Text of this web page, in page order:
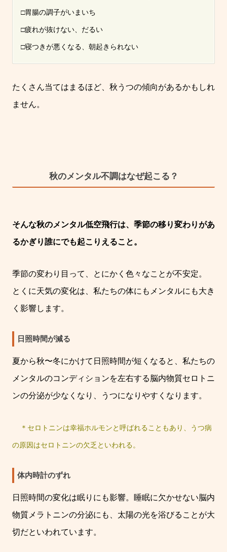
□胃腸の調子がいまいち
□疲れが抜けない、だるい
□寝つきが悪くなる、朝起きられない
たくさん当てはまるほど、秋うつの傾向があるかもしれ
ません。
秋のメンタル不調はなぜ起こる？
そんな秋のメンタル低空飛行は、季節の移り変わりがあ
るかぎり誰にでも起こりえること。
季節の変わり目って、とにかく色々なことが不安定。
とくに天気の変化は、私たちの体にもメンタルにも大き
く影響します。
日照時間が減る
夏から秋〜冬にかけて日照時間が短くなると、私たちの
メンタルのコンディションを左右する脳内物質セロトニ
ンの分泌が少なくなり、うつになりやすくなります。
＊セロトニンは幸福ホルモンと呼ばれることもあり、うつ病
の原因はセロトニンの欠乏といわれる。
体内時計のずれ
日照時間の変化は眠りにも影響。睡眠に欠かせない脳内
物質メラトニンの分泌にも、太陽の光を浴びることが大
切だといわれています。